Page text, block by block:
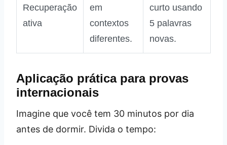
Recuperação
ativa
em
contextos
diferentes.
curto usando
5 palavras
novas.
Aplicação prática para provas
internacionais
Imagine que você tem 30 minutos por dia
antes de dormir. Divida o tempo: